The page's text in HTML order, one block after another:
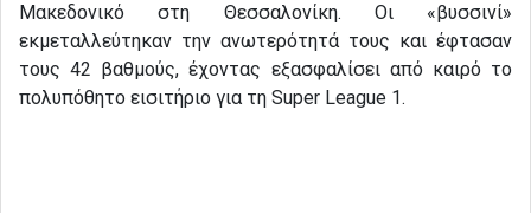
Μακεδονικό στη Θεσσαλονίκη. Οι «βυσσινί»
εκμεταλλεύτηκαν την ανωτερότητά τους και έφτασαν
τους 42 βαθμούς, έχοντας εξασφαλίσει από καιρό το
πολυπόθητο εισιτήριο για τη Super League 1.